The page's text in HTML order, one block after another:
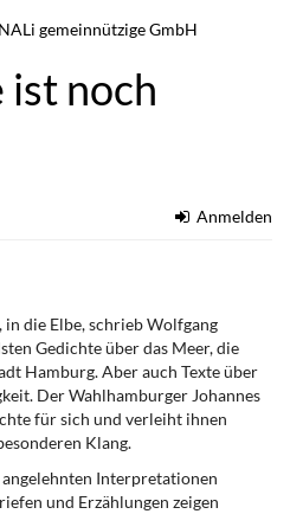
gemeinnützige GmbH
ist noch
Anmelden
die Elbe, schrieb Wolfgang
Gedichte über das Meer, die
Hamburg. Aber auch Texte über
Der Wahlhamburger Johannes
für sich und verleiht ihnen
Klang.
angelehnten Interpretationen
und Erzählungen zeigen